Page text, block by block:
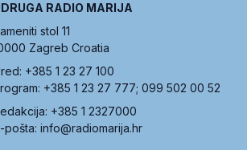
RADIO MARIJA
stol 11
Zagreb Croatia
+385 1 23 27 100
+385 1 23 27 777; 099 502 00 52
+385 1 2327000
pošta: info@radiomarija.hr